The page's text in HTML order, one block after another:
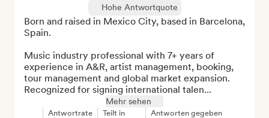
Hohe Antwortquote
Born and raised in Mexico City, based in Barcelona,
Spain.
Music industry professional with 7+ years of
experience in A&R, artist management, booking,
tour management and global market expansion.
Recognized for signing international talen...
Mehr sehen
Antwortrate Teilt in Antworten gegeben